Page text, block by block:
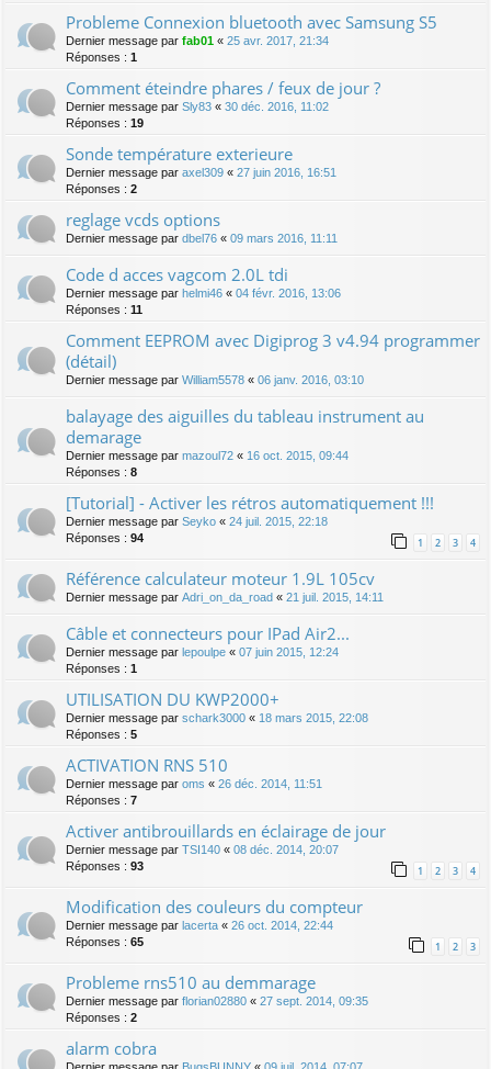
Probleme Connexion bluetooth avec Samsung S5
Dernier message par fab01 « 25 avr. 2017, 21:34
Réponses : 1
Comment éteindre phares / feux de jour ?
Dernier message par Sly83 « 30 déc. 2016, 11:02
Réponses : 19
Sonde température exterieure
Dernier message par axel309 « 27 juin 2016, 16:51
Réponses : 2
reglage vcds options
Dernier message par dbel76 « 09 mars 2016, 11:11
Code d acces vagcom 2.0L tdi
Dernier message par helmi46 « 04 févr. 2016, 13:06
Réponses : 11
Comment EEPROM avec Digiprog 3 v4.94 programmer
(détail)
Dernier message par William5578 « 06 janv. 2016, 03:10
balayage des aiguilles du tableau instrument au
demarage
Dernier message par mazoul72 « 16 oct. 2015, 09:44
Réponses : 8
[Tutorial] - Activer les rétros automatiquement !!!
Dernier message par Seyko « 24 juil. 2015, 22:18
Réponses : 94 1 2 3 4
Référence calculateur moteur 1.9L 105cv
Dernier message par Adri_on_da_road « 21 juil. 2015, 14:11
Câble et connecteurs pour IPad Air2...
Dernier message par lepoulpe « 07 juin 2015, 12:24
Réponses : 1
UTILISATION DU KWP2000+
Dernier message par schark3000 « 18 mars 2015, 22:08
Réponses : 5
ACTIVATION RNS 510
Dernier message par oms « 26 déc. 2014, 11:51
Réponses : 7
Activer antibrouillards en éclairage de jour
Dernier message par TSI140 « 08 déc. 2014, 20:07
Réponses : 93 1 2 3 4
Modification des couleurs du compteur
Dernier message par lacerta « 26 oct. 2014, 22:44
Réponses : 65 1 2 3
Probleme rns510 au demmarage
Dernier message par florian02880 « 27 sept. 2014, 09:35
Réponses : 2
alarm cobra